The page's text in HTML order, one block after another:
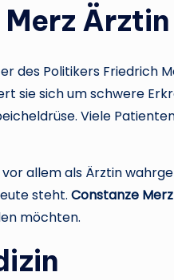
Ärztin
des Politikers Friedrich
sie sich um schwere
Viele
allem als Ärztin
steht. Constanze
möchten.